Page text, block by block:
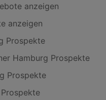
anzeigen
anzeigen
Prospekte
Hamburg Prospekte
Prospekte